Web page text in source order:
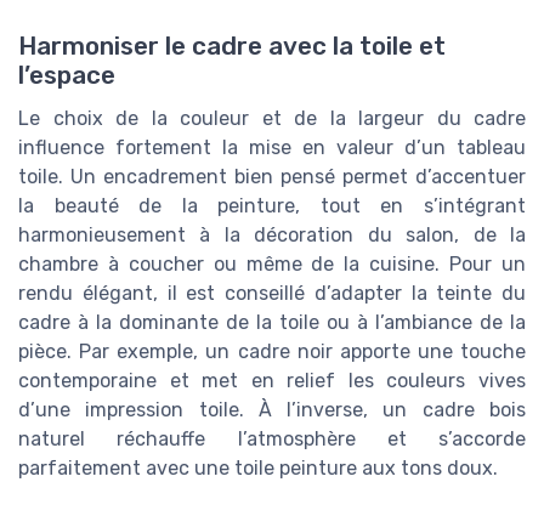
Harmoniser le cadre avec la toile et
l’espace
Le choix de la couleur et de la largeur du cadre
influence fortement la mise en valeur d’un tableau
toile. Un encadrement bien pensé permet d’accentuer
la beauté de la peinture, tout en s’intégrant
harmonieusement à la décoration du salon, de la
chambre à coucher ou même de la cuisine. Pour un
rendu élégant, il est conseillé d’adapter la teinte du
cadre à la dominante de la toile ou à l’ambiance de la
pièce. Par exemple, un cadre noir apporte une touche
contemporaine et met en relief les couleurs vives
d’une impression toile. À l’inverse, un cadre bois
naturel réchauffe l’atmosphère et s’accorde
parfaitement avec une toile peinture aux tons doux.